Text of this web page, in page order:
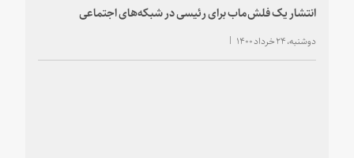
انتشار یک فلش‌ماب برای رئیسی در شبکه‌های اجتماعی
دوشنبه، ۲۴ خرداد ۱۴۰۰